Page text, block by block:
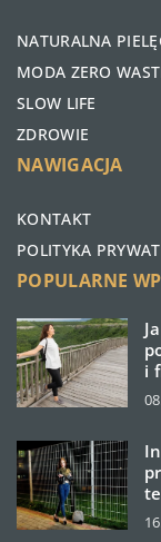
NATURALNA
MODA ZERO
SLOW LIFE
ZDROWIE
NAWIGACJA
KONTAKT
POLITYKA
POPULARNE
i